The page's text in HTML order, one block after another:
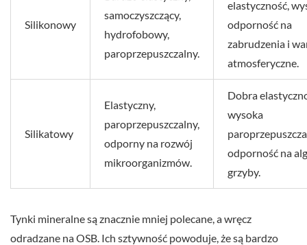
Silikonowy
samoczyszczący,
hydrofobowy,
paroprzepuszczalny.
elastyczność,
odporność na
zabrudzenia i
atmosferyczne.
Silikatowy
Elastyczny,
paroprzepuszczalny,
odporny na rozwój
mikroorganizmów.
Dobra
wysoka
odporność na
grzyby.
Tynki mineralne są znacznie mniej polecane, a wręcz
odradzane na OSB. Ich sztywność powoduje, że są bardzo